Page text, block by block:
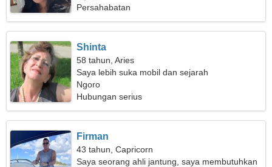
Persahabatan
Shinta
58 tahun, Aries
Saya lebih suka mobil dan sejarah
Ngoro
Hubungan serius
Firman
43 tahun, Capricorn
Saya seorang ahli jantung, saya membutuhkan